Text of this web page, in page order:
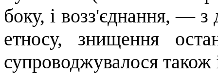
боку, і возз'єднання, — з
етносу, знищення
супроводжувалося також